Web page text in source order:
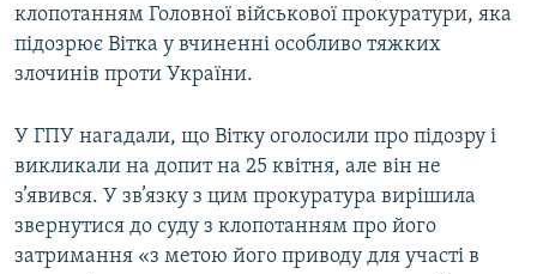
клопотанням Головної військової прокуратури, яка
підозрює Вітка у вчиненні особливо тяжких
злочинів проти України.
У ГПУ нагадали, що Вітку оголосили про підозру і
викликали на допит на 25 квітня, але він не
з’явився. У зв’язку з цим прокуратура вирішила
звернутися до суду з клопотанням про його
затримання «з метою його приводу для участі в